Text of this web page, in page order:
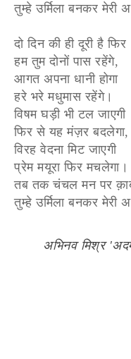
तुम्हे उर्मिला बनकर मेरी
दो दिन की ही दूरी है फिर
हम तुम दोनों पास रहेंगे,
आगत अपना धानी होगा
हरे भरे मधुमास रहेंगे।
विषम घड़ी भी टल जाएगी
फिर से यह मंज़र बदलेगा,
विरह वेदना मिट जाएगी
प्रेम मयूरा फिर मचलेगा।
तब तक चंचल मन पर
तुम्हे उर्मिला बनकर मेरी
अभिनव मिश्र